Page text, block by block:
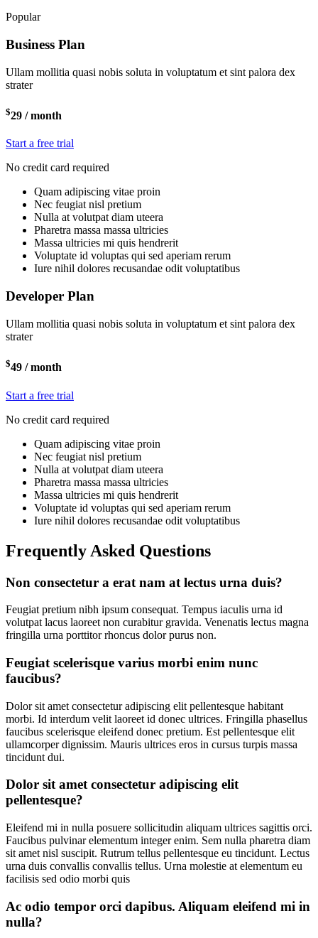
Popular
Business Plan
Ullam mollitia quasi nobis soluta in voluptatum et sint palora dex
strater
$29 / month
Start a free trial
No credit card required
Quam adipiscing vitae proin
Nec feugiat nisl pretium
Nulla at volutpat diam uteera
Pharetra massa massa ultricies
Massa ultricies mi quis hendrerit
Voluptate id voluptas qui sed aperiam rerum
Iure nihil dolores recusandae odit voluptatibus
Developer Plan
Ullam mollitia quasi nobis soluta in voluptatum et sint palora dex
strater
$49 / month
Start a free trial
No credit card required
Quam adipiscing vitae proin
Nec feugiat nisl pretium
Nulla at volutpat diam uteera
Pharetra massa massa ultricies
Massa ultricies mi quis hendrerit
Voluptate id voluptas qui sed aperiam rerum
Iure nihil dolores recusandae odit voluptatibus
Frequently Asked Questions
Non consectetur a erat nam at lectus urna duis?
Feugiat pretium nibh ipsum consequat. Tempus iaculis urna id
volutpat lacus laoreet non curabitur gravida. Venenatis lectus magna
fringilla urna porttitor rhoncus dolor purus non.
Feugiat scelerisque varius morbi enim nunc
faucibus?
Dolor sit amet consectetur adipiscing elit pellentesque habitant
morbi. Id interdum velit laoreet id donec ultrices. Fringilla phasellus
faucibus scelerisque eleifend donec pretium. Est pellentesque elit
ullamcorper dignissim. Mauris ultrices eros in cursus turpis massa
tincidunt dui.
Dolor sit amet consectetur adipiscing elit
pellentesque?
Eleifend mi in nulla posuere sollicitudin aliquam ultrices sagittis orci.
Faucibus pulvinar elementum integer enim. Sem nulla pharetra diam
sit amet nisl suscipit. Rutrum tellus pellentesque eu tincidunt. Lectus
urna duis convallis convallis tellus. Urna molestie at elementum eu
facilisis sed odio morbi quis
Ac odio tempor orci dapibus. Aliquam eleifend mi in
nulla?